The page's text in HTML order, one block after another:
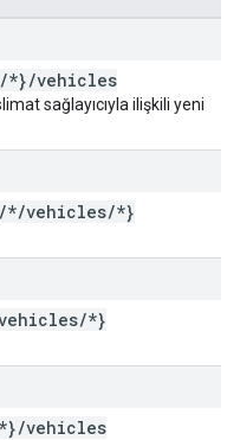
/*}/vehicles
sağlayıcıyla ilişkili yeni
/*/vehicles/*}
/*}
*}/vehicles